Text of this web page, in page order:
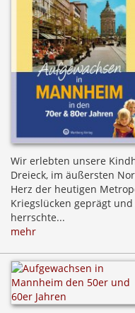
Wir erlebten unsere
Dreieck, im äußersten
Herz der heutigen
Kriegslücken geprägt
herrschte...
mehr